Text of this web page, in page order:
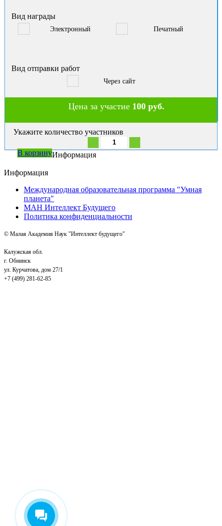
Вид награды
Электронный Печатный
Вид отправки работ
Через сайт
Цена за участие 100 руб.
Укажите количество участников
В корзинуИнформация
Информация
Международная образовательная программа "Умная
планета"
МАН Интеллект Будущего
Политика конфиденциальности
© Малая Академия Наук "Интеллект будущего"
Калужская обл.
г. Обнинск
ул. Курчатова, дом 27/1
+7 (499) 281-62-85